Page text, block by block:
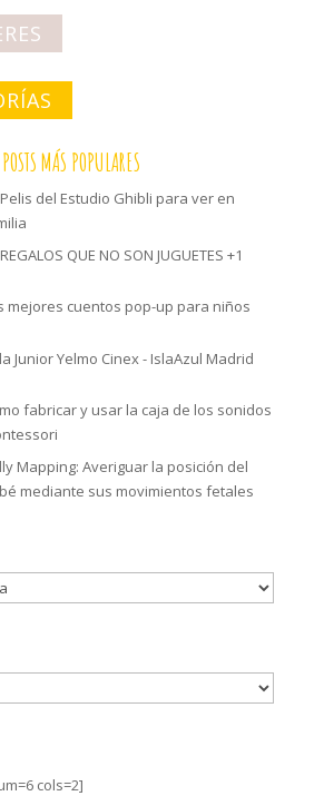
MÁS POPULARES
del Estudio Ghibli para ver en
QUE NO SON JUGUETES +1
mejores cuentos pop-up para niños
Junior Yelmo Cinex - IslaAzul Madrid
fabricar y usar la caja de los sonidos
Mapping: Averiguar la posición del
mediante sus movimientos fetales
cols=2]